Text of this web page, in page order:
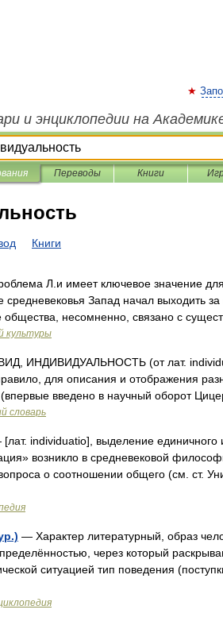
и энциклопедии на
Переводы Книги
Книги
Л.и имеет ключевое значение для
Запад начал выходить
общества, несомненно, связано с
культуры
ИНДИВИДУАЛЬНОСТЬ (от лат.
для описания и отображения
введено в научный оборот
словарь
individuatio], выделение единичного
возникло в средневековой
о соотношении общего (см. ст.
— Характер литературный, образ
через который
ситуацией тип поведения